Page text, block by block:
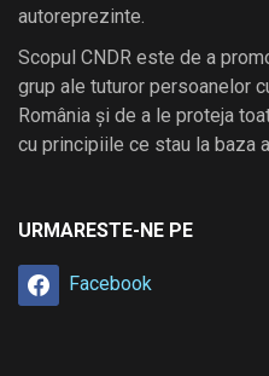
autoreprezinte.
Scopul CNDR este de a
grup ale tuturor persoanelor
România și de a le proteja
cu principiile ce stau la baza
URMARESTE-NE PE
Facebook